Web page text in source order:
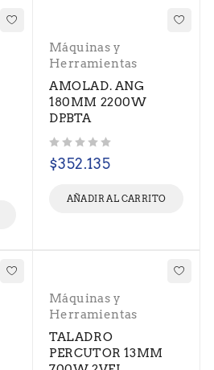
Máquinas y
Herramientas
AMOLAD. ANG
180MM 2200W
DP.BTA
$352.135
AÑADIR AL CARRITO
Máquinas y
Herramientas
TALADRO
PERCUTOR 13MM